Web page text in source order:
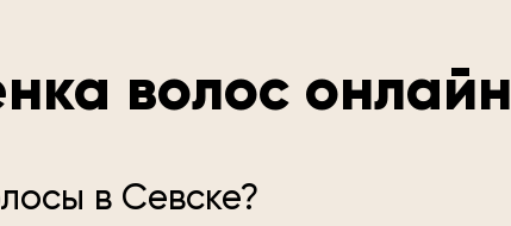
волос онлайн
в Севске?